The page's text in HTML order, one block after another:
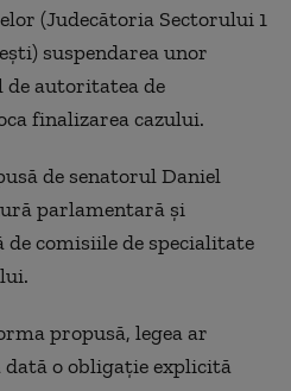
(Judecătoria Sectorului 1
suspendarea unor
autoritatea de
finalizarea cazului.
de senatorul Daniel
parlamentară și
de comisiile de specialitate
propusă, legea ar
o obligație explicită